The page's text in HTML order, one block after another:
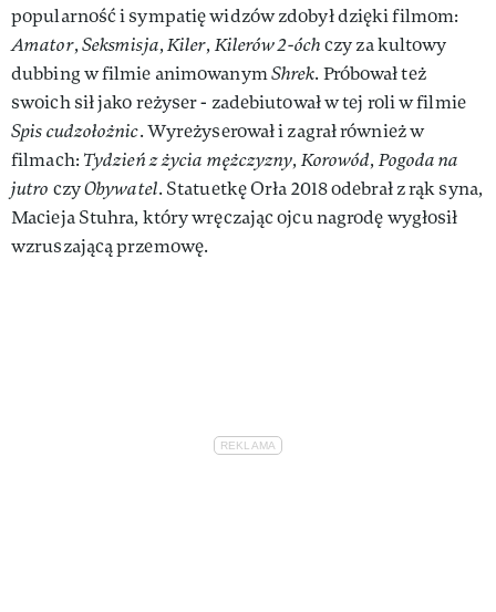
popularność i sympatię widzów zdobył dzięki filmom:
Amator,Seksmisja,Kiler, Kilerów 2-óchczy za kultowy
dubbing w filmie animowanymShrek. Próbował też
swoich sił jako reżyser - zadebiutował w tej roli w filmie
Spis cudzołożnic. Wyreżyserował i zagrał również w
filmach: Tydzień z życia mężczyzny, Korowód, Pogoda na
jutro czyObywatel. Statuetkę Orła 2018 odebrał z rąk syna,
Macieja Stuhra, który wręczając ojcu nagrodę wygłosił
wzruszającą przemowę.